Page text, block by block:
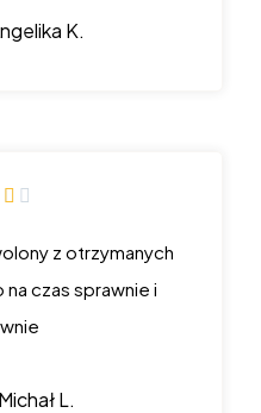
K.
 
z otrzymanych
czas sprawnie i
Michał L.